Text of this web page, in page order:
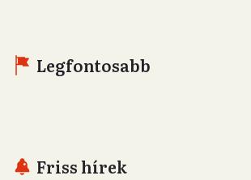
Legfontosabb
Friss hírek